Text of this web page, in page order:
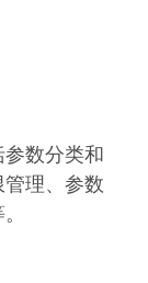
数分类和
理、参数